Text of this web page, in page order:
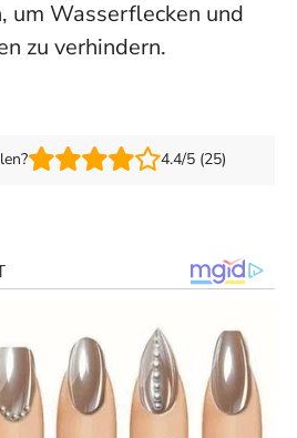
um Wasserflecken und
zu verhindern.
4.4/5 (25)